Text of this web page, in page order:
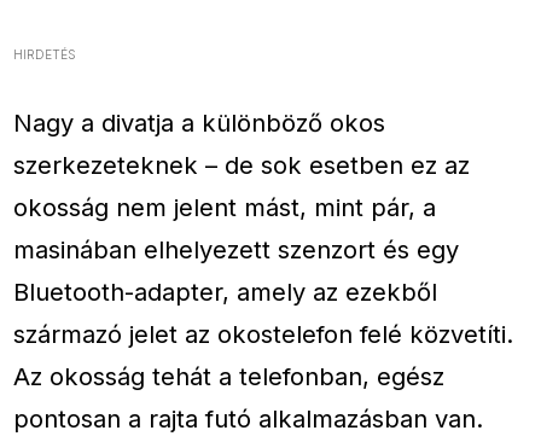
HIRDETÉS
Nagy a divatja a különböző okos
szerkezeteknek – de sok esetben ez az
okosság nem jelent mást, mint pár, a
masinában elhelyezett szenzort és egy
Bluetooth-adapter, amely az ezekből
származó jelet az okostelefon felé közvetíti.
Az okosság tehát a telefonban, egész
pontosan a rajta futó alkalmazásban van.